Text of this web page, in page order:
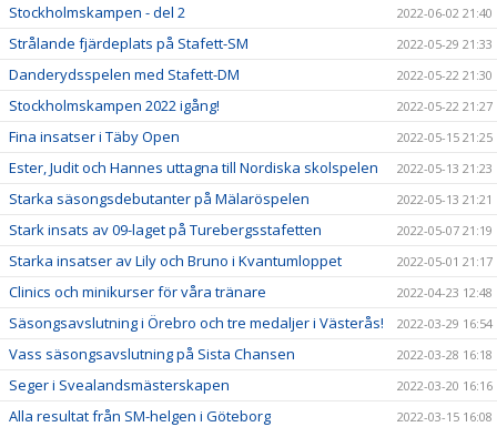
Stockholmskampen - del 2 2022-06-02 21:40
Strålande fjärdeplats på Stafett-SM 2022-05-29 21:33
Danderydsspelen med Stafett-DM 2022-05-22 21:30
Stockholmskampen 2022 igång! 2022-05-22 21:27
Fina insatser i Täby Open 2022-05-15 21:25
Ester, Judit och Hannes uttagna till Nordiska skolspelen 2022-05-13 21:23
Starka säsongsdebutanter på Mälaröspelen 2022-05-13 21:21
Stark insats av 09-laget på Turebergsstafetten 2022-05-07 21:19
Starka insatser av Lily och Bruno i Kvantumloppet 2022-05-01 21:17
Clinics och minikurser för våra tränare 2022-04-23 12:48
Säsongsavslutning i Örebro och tre medaljer i Västerås! 2022-03-29 16:54
Vass säsongsavslutning på Sista Chansen 2022-03-28 16:18
Seger i Svealandsmästerskapen 2022-03-20 16:16
Alla resultat från SM-helgen i Göteborg 2022-03-15 16:08